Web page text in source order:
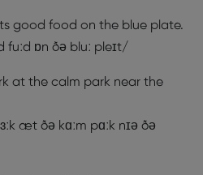
good food on the blue plate.
ɒn ðə bluː pleɪt/
at the calm park near the
æt ðə kɑːm pɑːk nɪə ðə